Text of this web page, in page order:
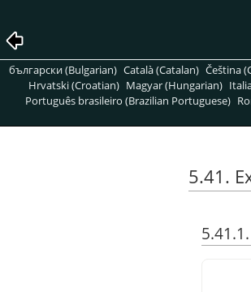
български (Bulgarian) Català (Catalan) Čeština
Hrvatski (Croatian) Magyar (Hungarian)
Português brasileiro (Brazilian Portuguese)
5.41.